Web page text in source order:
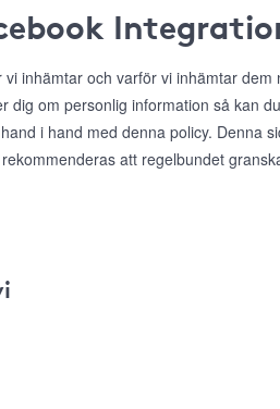
inhämtar och varför vi inhämtar dem
dig om personlig information så kan
i hand med denna policy. Denna
att regelbundet